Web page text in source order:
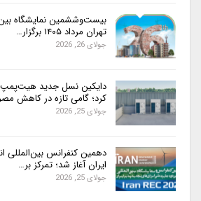
بیست‌وششمین نمایشگاه
تهران مرداد ۱۴۰۵ برگزار…
جولای 26, 2026
کرد؛ گامی تازه در کاهش
جولای 25, 2026
دهمین کنفرانس بین‌المللی
ایران آغاز شد؛ تمرکز بر…
جولای 25, 2026